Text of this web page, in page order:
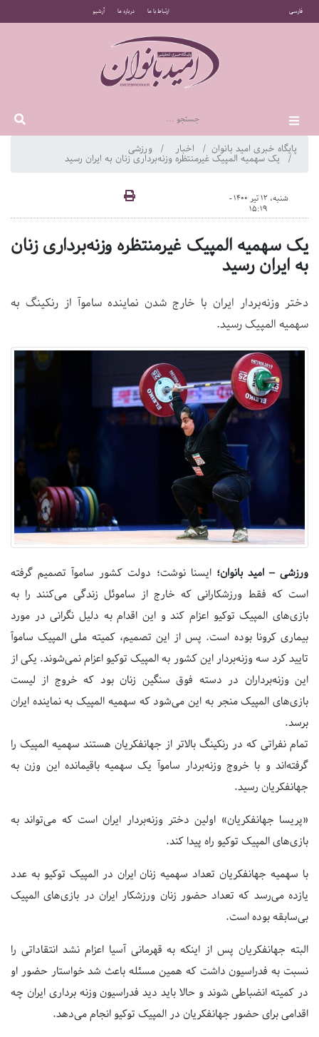
فارسی ارتباط با ما درباره ما آرشیو
پایگاه خبری امید بانوان اخبار ورزشی
یک سهمیه المپیک غیرمنتظره وزنه‌برداری زنان به ایران رسید
شنبه، 12 تیر 1400 -
15:19
یک سهمیه المپیک غیرمنتظره وزنه‌برداری زنان
به ایران رسید
دختر وزنه‌بردار ایران با خارج شدن نماینده ساموآ از رنکینگ به
سهمیه المپیک رسید.
ورزشی – امید بانوان؛ ایسنا نوشت؛ دولت کشور ساموآ تصمیم گرفته
است که فقط ورزشکارانی که خارج از ساموئل زندگی می‌کنند را به
بازی‌های المپیک توکیو اعزام کند و این اقدام به دلیل نگرانی در مورد
بیماری کرونا بوده است. پس از این تصمیم، کمیته ملی المپیک ساموآ
تایید کرد سه وزنه‌بردار این کشور به المپیک توکیو اعزام نمی‌شوند. یکی از
این وزنه‌برداران در دسته فوق سنگین زنان بود که خروج از لیست
بازی‌های المپیک منجر به این می‌شود که سهمیه المپیک به نماینده ایران
برسد.
تمام نفراتی که در رنکینگ بالاتر از جهانفکریان هستند سهمیه المپیک را
گرفته‌اند و با خروج وزنه‌بردار ساموآ یک سهمیه باقیمانده این وزن به
جهانفکریان رسید.
«پریسا جهانفکریان» اولین دختر وزنه‌بردار ایران است که می‌تواند به
بازی‌های المپیک توکیو راه پیدا کند.
با سهمیه جهانفکریان تعداد سهمیه زنان ایران در المپیک توکیو به عدد
یازده می‌رسد که تعداد حضور زنان ورزشکار ایران در بازی‌های المپیک
بی‌سابقه بوده است.
البته جهانفکریان پس از اینکه به قهرمانی آسیا اعزام نشد انتقاداتی را
نسبت به فدراسیون داشت که همین مسئله باعث شد خواستار حضور او
در کمیته انضباطی شوند و حالا باید دید فدراسیون وزنه برداری ایران چه
اقدامی برای حضور جهانفکریان در المپیک توکیو انجام می‌دهد.